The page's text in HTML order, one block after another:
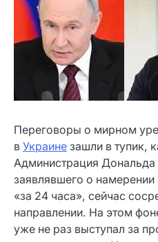
Переговоры о мирном
в Украине зашли в тупик,
Администрация
заявлявшего о
«за 24 часа», сейчас
направлении. На этом
уже не раз выступал за